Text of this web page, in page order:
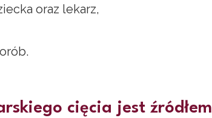
oraz lekarz,
cięcia jest źródłem